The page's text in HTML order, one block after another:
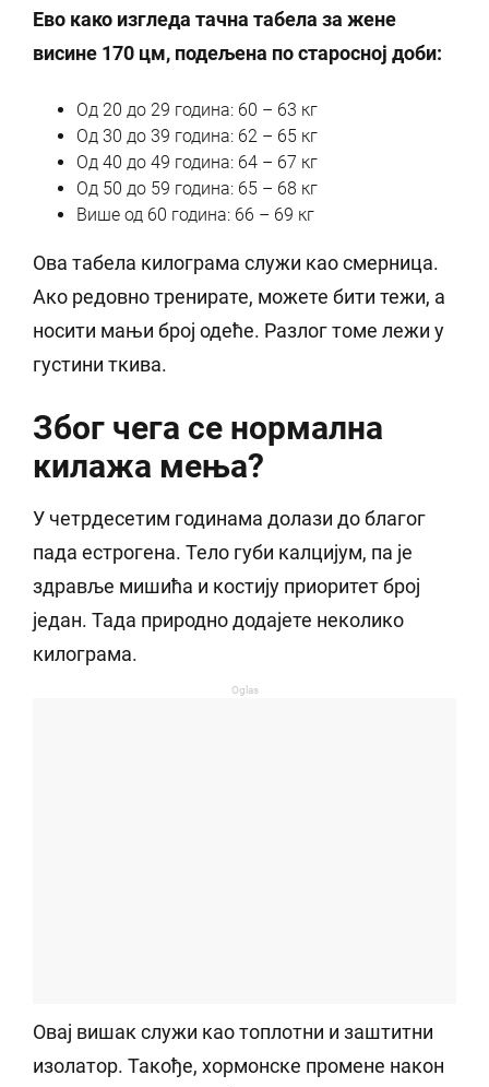
Ево како изгледа тачна табела за жене
висине 170 цм, подељена по старосној доби:
Од 20 до 29 година: 60 – 63 кг
Од 30 до 39 година: 62 – 65 кг
Од 40 до 49 година: 64 – 67 кг
Од 50 до 59 година: 65 – 68 кг
Више од 60 година: 66 – 69 кг
Ова табела килограма служи као смерница.
Ако редовно тренирате, можете бити тежи, а
носити мањи број одеће. Разлог томе лежи у
густини ткива.
Због чега се нормална
килажа мења?
У четрдесетим годинама долази до благог
пада естрогена. Тело губи калцијум, па је
здравље мишића и костију приоритет број
један. Тада природно додајете неколико
килограма.
Oglas
Овај вишак служи као топлотни и заштитни
изолатор. Такође, хормонске промене након